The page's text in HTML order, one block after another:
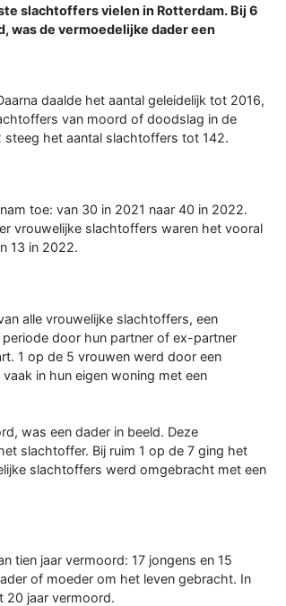
slachtoffers vielen in Rotterdam. Bij 6
was de vermoedelijke dader een
daalde het aantal geleidelijk tot 2016,
van moord of doodslag in de
het aantal slachtoffers tot 142.
toe: van 30 in 2021 naar 40 in 2022.
vrouwelijke slachtoffers waren het vooral
13 in 2022.
alle vrouwelijke slachtoffers, een
door hun partner of ex-partner
1 op de 5 vrouwen werd door een
in hun eigen woning met een
was een dader in beeld. Deze
slachtoffer. Bij ruim 1 op de 7 ging het
slachtoffers werd omgebracht met een
tien jaar vermoord: 17 jongens en 15
of moeder om het leven gebracht. In
20 jaar vermoord.